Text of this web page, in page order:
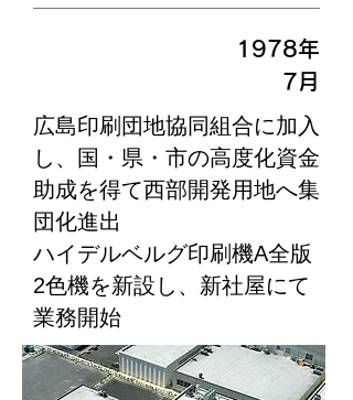
1978年
​7月
広島印刷団地協同組合に加入
し、国・県・市の高度化資金
助成を得て西部開発用地へ集
団化進出
ハイデルベルグ印刷機A全版
2色機を新設し、新社屋にて
業務開始